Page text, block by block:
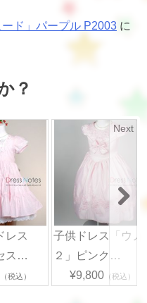
ド」パープル P2003 に
？
レス
ス…
（税込）
子供ドレス「ウノ
２」ピンク…
¥9,800（税込）
Next